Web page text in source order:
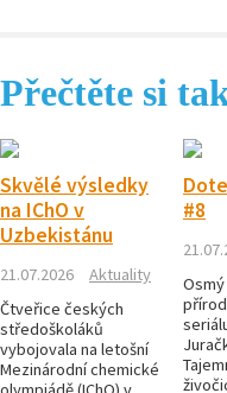
Přečtěte si
Skvělé výsledky
na IChO v
Uzbekistánu
21.07.2026
Aktuality
Čtveřice českých
středoškoláků
vybojovala na letošní
Mezinárodní chemické
#8